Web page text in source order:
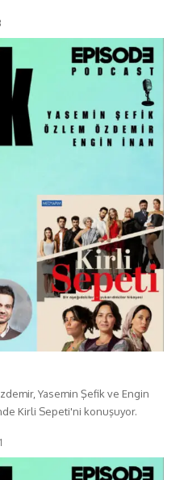
Yasemin Şefik ve Engin
Kirli Sepeti'ni konuşuyor.